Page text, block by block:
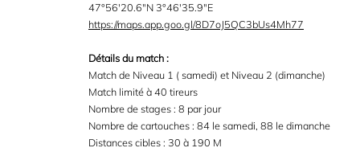
47°56'20.6"N 3°46'35.9"E
https://maps.app.goo.gl/8D7oJ5QC3bUs4Mh77
Détails du match :
Match de Niveau 1 ( samedi) et Niveau 2 (dimanche)
Match limité à 40 tireurs
Nombre de stages : 8 par jour
Nombre de cartouches : 84 le samedi, 88 le dimanche
Distances cibles : 30 à 190 M